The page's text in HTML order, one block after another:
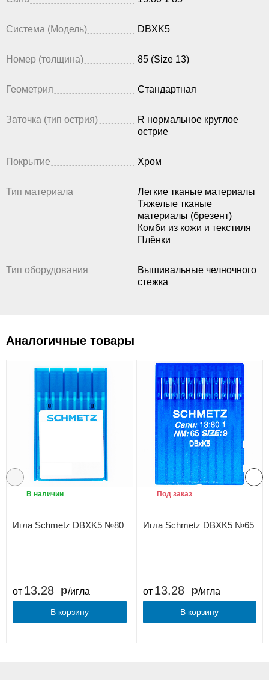
Система (Модель) DBXK5
Номер (толщина) 85 (Size 13)
Геометрия Стандартная
Заточка (тип острия)
R нормальное круглое
острие
Покрытие Хром
Тип материала
Легкие тканые материалы
Тяжелые тканые
материалы (брезент)
Комби из кожи и текстиля
Плёнки
Тип оборудования
Вышивальные челночного
стежка
Аналогичные товары
Игла Schmetz DBXK5 №80
В наличии
от 13.28 /игла
В корзину
Игла Schmetz DBXK5 №65
Под заказ
от 13.28 /игла
В корзину